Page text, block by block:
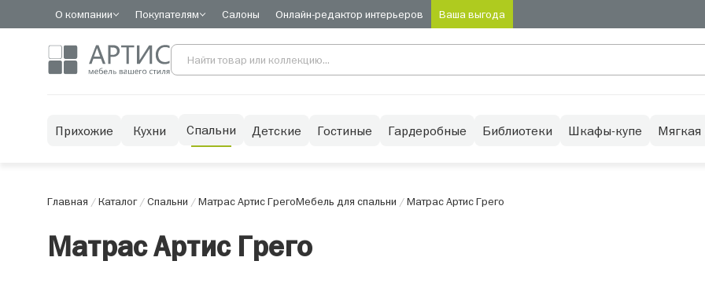
О компании Покупателям Салоны Онлайн-редактор интерьеров Ваша выгода
Прихожие Кухни Спальни Детские Гостиные Гардеробные Библиотеки Шкафы-купе Мягкая
Главная /Каталог/Спальни /Матрас Артис ГрегоМебель для спальни /Матрас Артис Грего
Матрас Артис Грего